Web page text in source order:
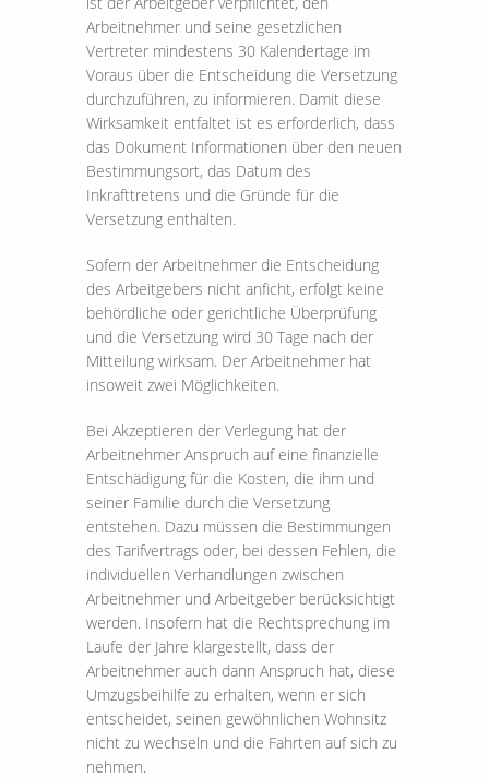
Arbeitnehmer und seine gesetzlichen
Vertreter mindestens 30 Kalendertage im
Voraus über die Entscheidung die Versetzung
durchzuführen, zu informieren. Damit diese
Wirksamkeit entfaltet ist es erforderlich, dass
das Dokument Informationen über den neuen
Bestimmungsort, das Datum des
Inkrafttretens und die Gründe für die
Versetzung enthalten.
Sofern der Arbeitnehmer die Entscheidung
des Arbeitgebers nicht anficht, erfolgt keine
behördliche oder gerichtliche Überprüfung
und die Versetzung wird 30 Tage nach der
Mitteilung wirksam. Der Arbeitnehmer hat
insoweit zwei Möglichkeiten.
Bei Akzeptieren der Verlegung hat der
Arbeitnehmer Anspruch auf eine finanzielle
Entschädigung für die Kosten, die ihm und
seiner Familie durch die Versetzung
entstehen. Dazu müssen die Bestimmungen
des Tarifvertrags oder, bei dessen Fehlen, die
individuellen Verhandlungen zwischen
Arbeitnehmer und Arbeitgeber berücksichtigt
werden. Insofern hat die Rechtsprechung im
Laufe der Jahre klargestellt, dass der
Arbeitnehmer auch dann Anspruch hat, diese
Umzugsbeihilfe zu erhalten, wenn er sich
entscheidet, seinen gewöhnlichen Wohnsitz
nicht zu wechseln und die Fahrten auf sich zu
nehmen.